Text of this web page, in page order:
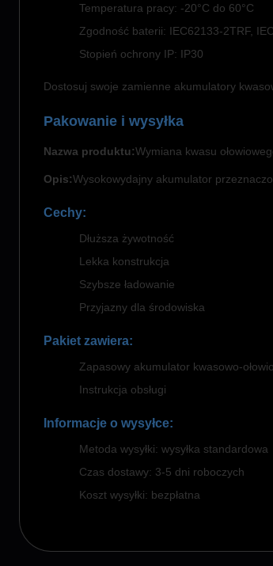
Temperatura pracy: -20°C do 60°C
Zgodność baterii: IEC62133-2TRF,
Stopień ochrony IP: IP30
Dostosuj swoje zamienne akumulatory
Pakowanie i wysyłka
Nazwa produktu:Wymiana kwasu
Opis:Wysokowydajny akumulator
Cechy:
Dłuższa żywotność
Lekka konstrukcja
Szybsze ładowanie
Przyjazny dla środowiska
Pakiet zawiera:
Zapasowy akumulator kwasowo-
Instrukcja obsługi
Informacje o wysyłce:
Metoda wysyłki: wysyłka standardowa
Czas dostawy: 3-5 dni roboczych
Koszt wysyłki: bezpłatna